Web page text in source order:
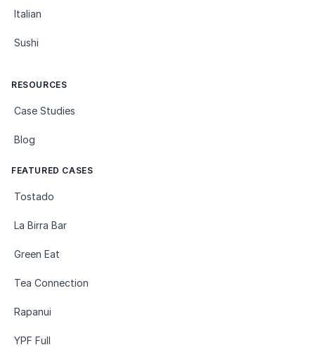
Italian
Sushi
RESOURCES
Case Studies
Blog
FEATURED CASES
Tostado
La Birra Bar
Green Eat
Tea Connection
Rapanui
YPF Full